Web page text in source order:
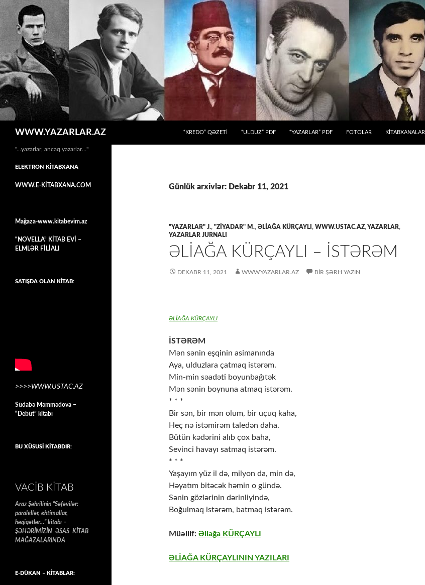
WWW.YAZARLAR.AZ
“KREDO” QƏZETİ
“ULDUZ” PDF “YAZARLAR” PDF FOTOLAR KİTABXANALAR
Günlük arxivlər: Dekabr 11, 2021
"YAZARLAR" J., "ZİYADAR" M., ƏLİAĞA KÜRÇAYLI , WWW.USTAC.AZ,YAZARLAR,
YAZARLAR JURNALI
ƏLİAĞA KÜRÇAYLI – İSTƏRƏM
DEKABR 11, 2021 WWW.YAZARLAR.AZ BIR ŞƏRH YAZIN
ƏLİAĞA KÜRÇAYLI
İSTƏRƏM
Mən sənin eşqinin asimanında
Aya, ulduzlara çatmaq istərəm.
Min-min səadəti boyunbağıtək
Mən sənin boynuna atmaq istərəm.
* * *
Bir sən, bir mən olum, bir uçuq kaha,
Heç nə istəmirəm taledən daha.
Bütün kədərini alıb çox baha,
Sevinci havayı satmaq istərəm.
* * *
Yaşayım yüz il də, milyon da, min də,
Həyatım bitəcək həmin o gündə.
Sənin gözlərinin dərinliyində,
Boğulmaq istərəm, batmaq istərəm.
Müəllif: Əliağa KÜRÇAYLI
ƏLİAĞA KÜRÇAYLININ YAZILARI
"…yazarlar, ancaq yazarlar…"
ELEKTRON KİTABXANA
WWW.E-KİTABXANA.COM
Mağaza-www.kitabevim.az
“NOVELLA” KİTAB EVİ –
ELMLƏR FİLİALI
SATIŞDA OLAN KİTAB:
>>>>WWW.USTAC.AZ
Südabə Məmmədova –
“Debüt” kitabı
BU XÜSUSİ KİTABDIR:
VACIB KITAB
Araz Şəhrilinin “Səfəvilər:
paralellər, ehtimallar,
həqiqətlər…” kitabı –
ŞƏHƏRİMİZİN ƏSAS KİTAB
MAĞAZALARINDA
E-DÜKAN – KİTABLAR: